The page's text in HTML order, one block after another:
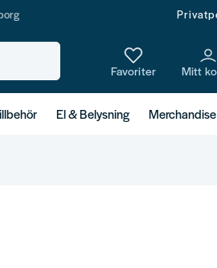
El & Belysning Merchandise